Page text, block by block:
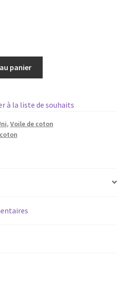
panier
à la liste de souhaits
, Voile de coton